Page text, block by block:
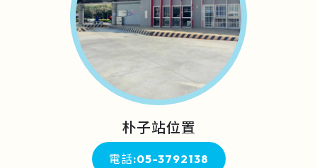
朴子站位置
電話:05-3792138